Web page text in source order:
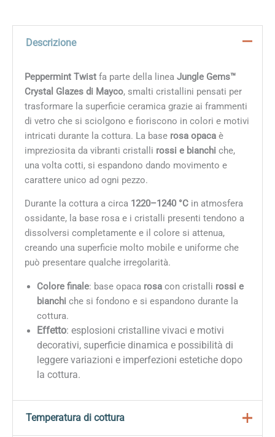
Descrizione
Peppermint Twist fa parte della linea Jungle Gems™
Crystal Glazes di Mayco, smalti cristallini pensati per
trasformare la superficie ceramica grazie ai frammenti
di vetro che si sciolgono e fioriscono in colori e motivi
intricati durante la cottura. La base rosa opacaè
impreziosita da vibranti cristalli rossi e bianchi che,
una volta cotti, si espandono dando movimento e
carattere unico ad ogni pezzo.
Durante la cottura a circa 1220–1240 °Cin atmosfera
ossidante, la base rosa e i cristalli presenti tendono a
dissolversi completamente e il colore si attenua,
creando una superficie molto mobile e uniforme che
può presentare qualche irregolarità.
Colore finale: base opaca rosacon cristalli rossi e
bianchi che si fondono e si espandono durante la
cottura.
Effetto: esplosioni cristalline vivaci e motivi
decorativi, superficie dinamica e possibilità di
leggere variazioni e imperfezioni estetiche dopo
la cottura.
Temperatura di cottura